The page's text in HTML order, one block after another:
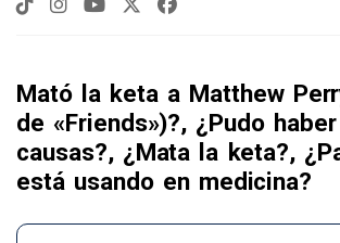
Mató la keta a Matthew
de «Friends»)?, ¿Pudo
causas?, ¿Mata la keta?,
está usando en medicina?